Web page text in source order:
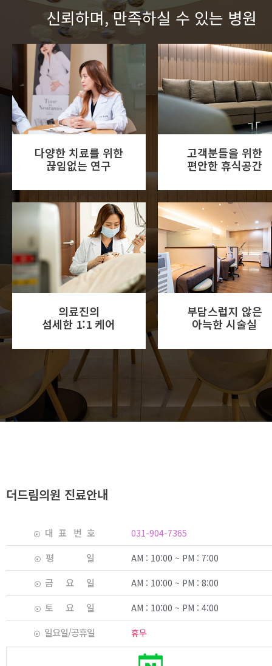
신뢰하며, 만족하실 수 있는 병원
다양한 치료를 위한
끊임없는 연구
고객분들을 위한
편안한 휴식공간
의료진의
섬세한 1:1 케어
부담스럽지 않은
아늑한 시술실
더드림의원 진료안내
대 표 번 호
평 일
금 요 일
토 요 일
일요일/공휴일
031-904-7365
AM : 10:00 ~ PM : 7:00
AM : 10:00 ~ PM : 8:00
AM : 10:00 ~ PM : 4:00
휴무